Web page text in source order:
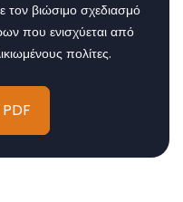
τον βιώσιμο σχεδιασμό
που ενισχύεται από
πολίτες.